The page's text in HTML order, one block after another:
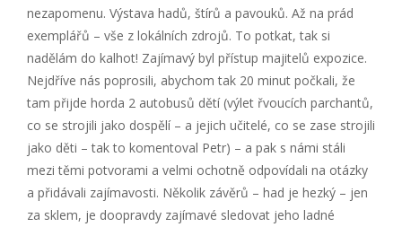
nezapomenu. Výstava hadů, štírů a pavouků. Až na prád
exemplářů – vše z lokálních zdrojů. To potkat, tak si
nadělám do kalhot! Zajímavý byl přístup majitelů expozice.
Nejdříve nás poprosili, abychom tak 20 minut počkali, že
tam přijde horda 2 autobusů dětí (výlet řvoucích parchantů,
co se strojili jako dospělí – a jejich učitelé, co se zase strojili
jako děti – tak to komentoval Petr) – a pak s námi stáli
mezi těmi potvorami a velmi ochotně odpovídali na otázky
a přidávali zajímavosti. Několik závěrů – had je hezký – jen
za sklem, je doopravdy zajímavé sledovat jeho ladné